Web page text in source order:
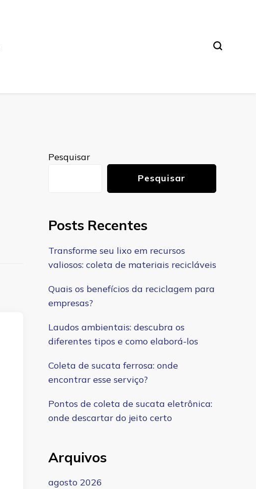
Pesquisar
Pesquisar
Posts Recentes
Transforme seu lixo em recursos
valiosos: coleta de materiais recicláveis
Quais os benefícios da reciclagem para
empresas?
Laudos ambientais: descubra os
diferentes tipos e como elaborá-los
Coleta de sucata ferrosa: onde
encontrar esse serviço?
Pontos de coleta de sucata eletrônica:
onde descartar do jeito certo
Arquivos
agosto 2026